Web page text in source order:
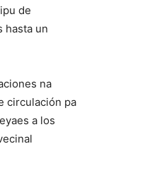
de
hasta un
na
circulación pa
a los